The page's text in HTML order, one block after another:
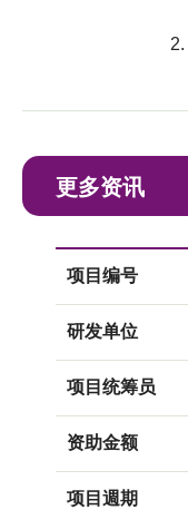
更多资讯
项目编号
研发单位
项目统筹员
资助金额
项目週期